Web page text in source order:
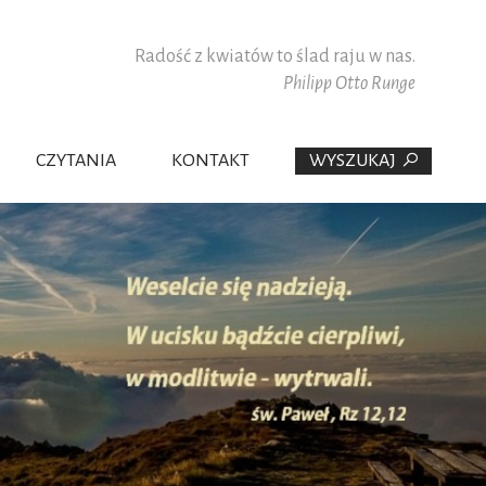
Radość z kwiatów to ślad raju w nas.
Philipp Otto Runge
CZYTANIA KONTAKT WYSZUKAJ